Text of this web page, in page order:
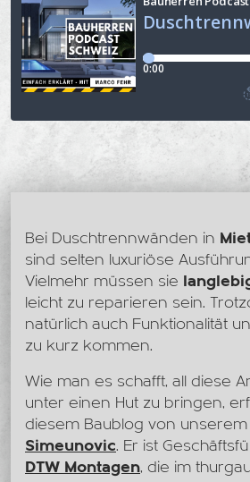
Bei Duschtrennwänden in
sind selten luxuriöse
Vielmehr müssen sie
leicht zu reparieren sein.
natürlich auch Funktionalität
zu kurz kommen.
Wie man es schafft, all diese
unter einen Hut zu bringen,
diesem Baublog von unserem
Simeunovic. Er ist
DTW Montagen, die im